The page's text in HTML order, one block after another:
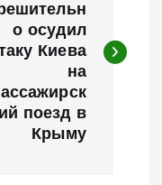
о осудил
Киева
на
ий поезд в
Крыму